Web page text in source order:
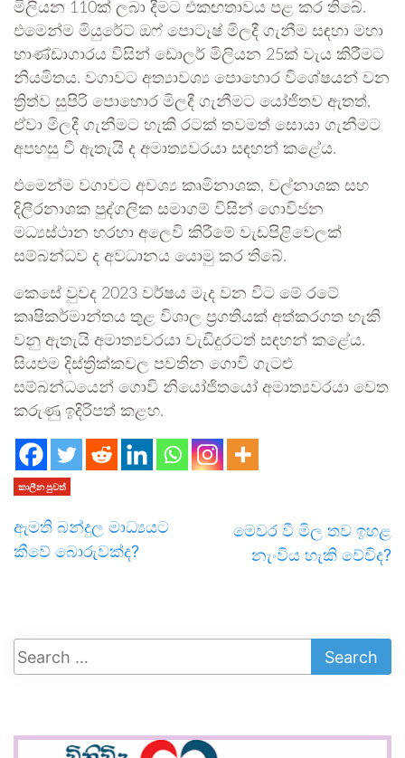
මිලියන 110ක් ලබා දීමට එකඟතාවය පළ කර තිබේ.
එමෙන්ම මියුරේට් ඔෆ් පොටෑෂ් මිලදී ගැනීම සඳහා මහා
භාණ්ඩාගාරය විසින් ඩොලර් මිලියන 25ක් වැය කිරීමට
නියමිතය. වගාවට අත්‍යාවශ්‍ය පොහොර විශේෂයන් වන
ත්‍රිත්ව සුපිරි පොහොර මිලදී ගැනීමට යෝජිතව ඇතත්,
ඒවා මිලදී ගැනීමට හැකි රටක් තවමත් සොයා ගැනීමට
අපහසු වී ඇතැයි ද අමාත්‍යවරයා සඳහන් කළේය.
එමෙන්ම වගාවට අවශ්‍ය කෘමිනාශක, වල්නාශක සහ
දිලීරනාශක පුද්ගලික සමාගම් විසින් ගොවිජන
මධ්‍යස්ථාන හරහා අලෙවි කිරීමේ වැඩපිළිවෙලක්
සම්බන්ධව ද අවධානය යොමු කර තිබේ.
කෙසේ වුවද 2023 වර්ෂය මැද වන විට මේ රටේ
කෘෂිකර්මාන්තය තුළ විශාල ප්‍රගතියක් අත්කරගත හැකි
වනු ඇතැයි අමාත්‍යවරයා වැඩිදුරටත් සඳහන් කළේය.
සියළුම දිස්ත්‍රික්කවල පවතින ගොවි ගැටළු
සම්බන්ධයෙන් ගොවි නියෝජිතයෝ අමාත්‍යවරයා වෙත
කරුණු ඉදිරිපත් කළහ.
කාලීන පුවත්
ඇමති බන්දුල මාධ්‍යයට
කීවේ බොරුවක්ද?
මෙවර වී මිල තව ඉහළ
නැංවිය හැකි වේවිද?